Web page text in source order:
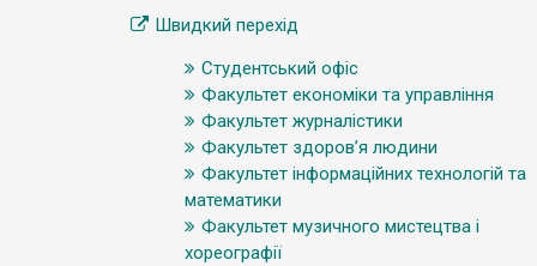
Швидкий перехід
Студентський офіс
Факультет економіки та управління
Факультет журналістики
Факультет здоров’я людини
Факультет інформаційних технологій та
математики
Факультет музичного мистецтва і
хореографії